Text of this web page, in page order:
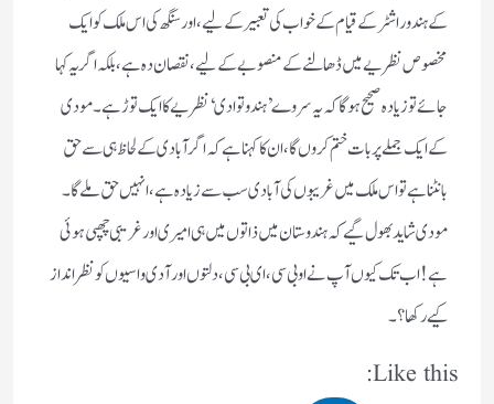
کے ہندوراشٹر کے قیام کے خواب کی تعبیر کے لیے ، اور سنگھ کی اس ملک کو ایک
مخصوص نظریے میں ڈھالنے کے منصوبے کے لیے ، نقصان دہ ہے ، بلکہ اگر یہ کہا
جائے تو زیادہ صحیح ہوگا کہ یہ سروے ’ ہندوتوادی ‘ نظریے کا ایک توڑ ہے ۔ مودی
کے ایک جملے پر بات ختم کروں گا ، ان کا کہنا ہے کہ اگر آبادی کے لحاظ ہی سے حق
بانٹنا ہے تو اس ملک میں غریبوں کی آبادی سب سے زیادہ ہے ، انہیں حق ملے گا ۔
مودی شاید بھول گیے کہ ہندوستان میں ذاتوں میں ہی امیری اور غریبی چھپی ہوئی
ہے ! اب تک کیوں آپ نے او بی سی ، ای بی سی ، دلتوں اور آدی واسیوں کو نظر انداز
کیے رکھا ؟۔
Like this: